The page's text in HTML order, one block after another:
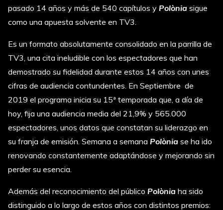
pasado 14 años y más de 540 capítulos y Polònia sigue
como una apuesta solvente en TV3.
Es un formato absolutamente consolidado en la parrilla de
TV3, una cita ineludible con los espectadores que han
demostrado su fidelidad durante estos 14 años con unes
cifras de audiencia contundentes. En Septiembre de
2019 el programa inicia su 15ª temporada que, a día de
hoy, fija una audiencia media del 21,9% y 565.000
espectadores, unos datos que constatan su liderazgo en
su franja de emisión. Semana a semana Polònia se ha ido
renovando constantemente adaptándose y mejorando sin
perder su esencia.
Además del reconocimiento del público Polònia ha sido
distinguido a lo largo de estos años con distintos premios: